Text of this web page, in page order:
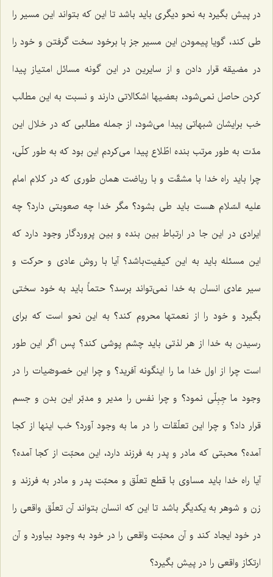
در پیش بگیرد به نحو دیگری باید باشد تا این كه بتواند این مسیر را
طی كند، گویا پیمودن این مسیر جز با برخود سخت گرفتن و خود را
در مضیقه قرار دادن و از سایرین در این گونه مسائل امتیاز پیدا
كردن حاصل نمی‌شود، بعضیها اشكالاتی دارند و نسبت به این مطالب
خب برایشان شبهاتی پیدا می‌شود، از جمله مطالبی كه در خلال این
مدّت به طور مرتب بنده اطّلاع پیدا می‌كردم این بود كه به طور كلّی،
چرا باید راه خدا با مشقّت و با ریاضت همان طوری كه در كلام امام
علیه السّلام هست باید طی بشود؟ مگر خدا چه صعوبتی دارد؟ چه
ایرادی در این جا در ارتباط بین بنده و بین پروردگار وجود دارد كه
این مسئله باید به این كیفیت‌باشد؟ آیا با روش عادی و حركت و
سیر عادی انسان به خدا نمی‌تواند برسد؟ حتماً باید به خود سختی
بگیرد و خود را از نعمتها محروم كند؟ به این نحو است كه برای
رسیدن به خدا از هر لذتی باید چشم پوشی كند؟ پس اگر این طور
است چرا از اول خدا ما را اینگونه آفرید؟ و چرا این خصوصّیات را در
وجود ما جِبِلّی نمود؟ و چرا نفس را مدیر و مدبّر این بدن و جسم
قرار داد؟ و چرا این تعلّقات را در ما به وجود آورد؟ خب اینها از كجا
آمده؟ محبتی كه مادر و پدر به فرزند دارد، این محبّت از كجا آمده؟
آیا راه خدا باید مساوی با قطع تعلّق و محبّت پدر و مادر به فرزند و
زن و شوهر به یكدیگر باشد تا این كه انسان بتواند آن تعلّق واقعی را
در خود ایجاد كند و آن محبّت واقعی را در خود به وجود بیاورد و آن
ارتكاز واقعی را در پیش بگیرد؟